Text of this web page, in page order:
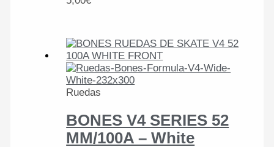
Ruedas
BONES V4 SERIES 52
MM/100A – White